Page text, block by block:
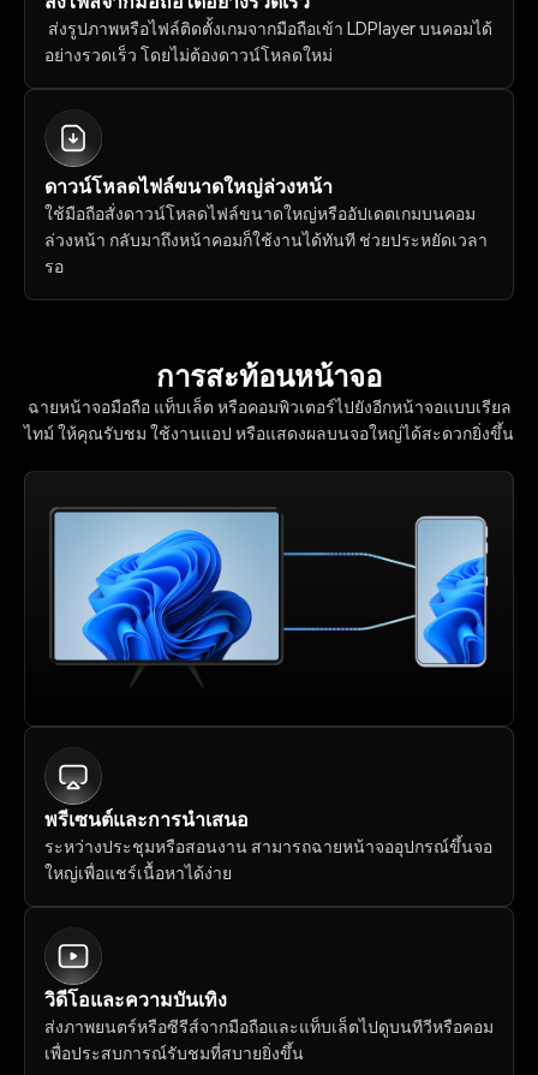
อย่างรวดเร็ว โดยไม่ต้องดาวน์โหลดใหม่
ดาวน์โหลดไฟล์ขนาดใหญ่ล่วงหน้า
ใช้มือถือสั่งดาวน์โหลดไฟล์ขนาดใหญ่หรืออัปเดตเกมบนคอม
ล่วงหน้า กลับมาถึงหน้าคอมก็ใช้งานได้ทันที ช่วยประหยัดเวลา
รอ
การสะท้อนหน้าจอ
ฉายหน้าจอมือถือ แท็บเล็ต หรือคอมพิวเตอร์ไปยังอีกหน้าจอแบบเรียล
ไทม์ ให้คุณรับชม ใช้งานแอป หรือแสดงผลบนจอใหญ่ได้สะดวกยิ่งขึ้น
พรีเซนต์และการนำเสนอ
ระหว่างประชุมหรือสอนงาน สามารถฉายหน้าจออุปกรณ์ขึ้นจอ
ใหญ่เพื่อแชร์เนื้อหาได้ง่าย
วิดีโอและความบันเทิง
ส่งภาพยนตร์หรือซีรีส์จากมือถือและแท็บเล็ตไปดูบนทีวีหรือคอม
เพื่อประสบการณ์รับชมที่สบายยิ่งขึ้น